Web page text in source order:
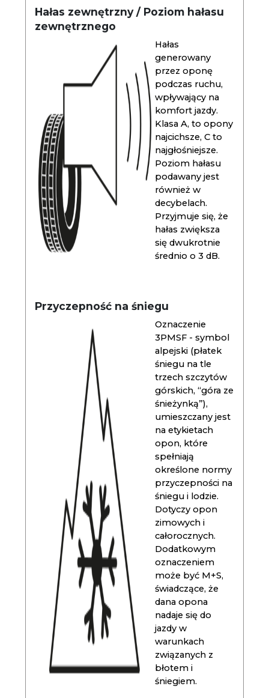
Hałas zewnętrzny / Poziom hałasu
zewnętrznego
Hałas
generowany
przez oponę
podczas ruchu,
wpływający na
komfort jazdy.
Klasa A, to opony
najcichsze, C to
najgłośniejsze.
Poziom hałasu
podawany jest
również w
decybelach.
Przyjmuje się, że
hałas zwiększa
się dwukrotnie
średnio o 3 dB.
Przyczepność na śniegu
Oznaczenie
3PMSF - symbol
alpejski (płatek
śniegu na tle
trzech szczytów
górskich, “góra ze
śnieżynką”),
umieszczany jest
na etykietach
opon, które
spełniają
określone normy
przyczepności na
śniegu i lodzie.
Dotyczy opon
zimowych i
całorocznych.
Dodatkowym
oznaczeniem
może być M+S,
świadczące, że
dana opona
nadaje się do
jazdy w
warunkach
związanych z
błotem i
śniegiem.